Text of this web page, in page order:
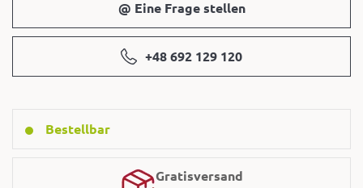
@ Eine Frage stellen
+48 692 129 120
Bestellbar
Gratisversand